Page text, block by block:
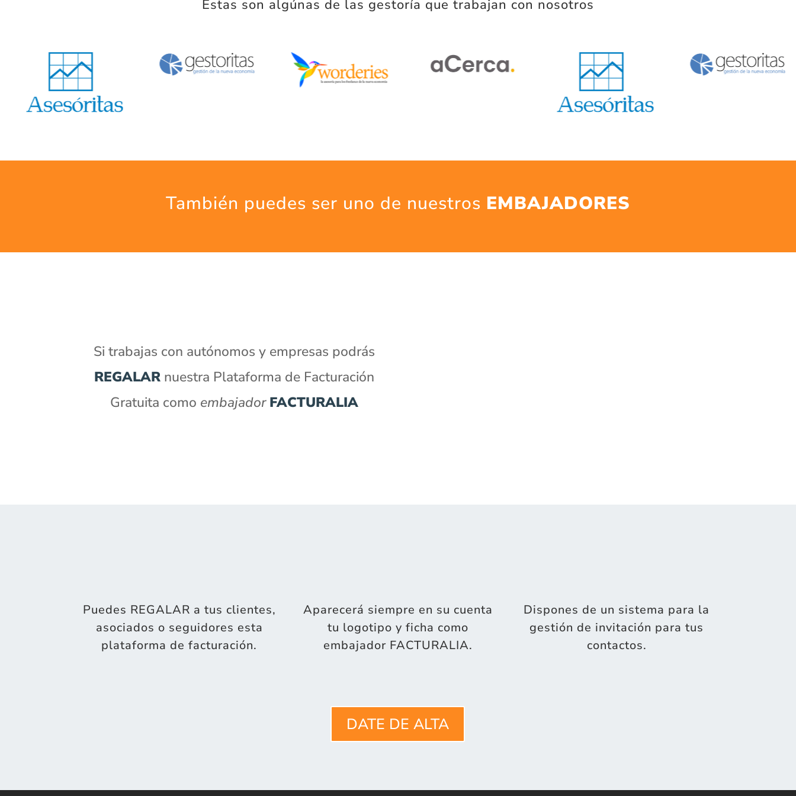
Éstas son algúnas de las gestoría que trabajan con nosotros
También puedes ser uno de nuestros EMBAJADORES
Si trabajas con autónomos y empresas podrás
REGALARnuestra Plataforma de Facturación
Gratuita como embajador FACTURALIA
Puedes REGALAR a tus clientes,
asociados o seguidores esta
plataforma de facturación.
Aparecerá siempre en su cuenta
tu logotipo y ficha como
embajador FACTURALIA.
Dispones de un sistema para la
gestión de invitación para tus
contactos.
DATE DE ALTA